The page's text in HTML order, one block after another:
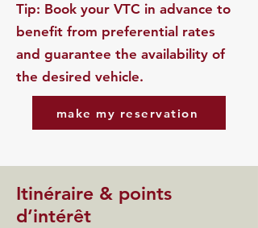
​Tip: Book your VTC in advance to
benefit from preferential rates
and guarantee the availability of
the desired vehicle.
make my reservation
Itinéraire & points
d’intérêt